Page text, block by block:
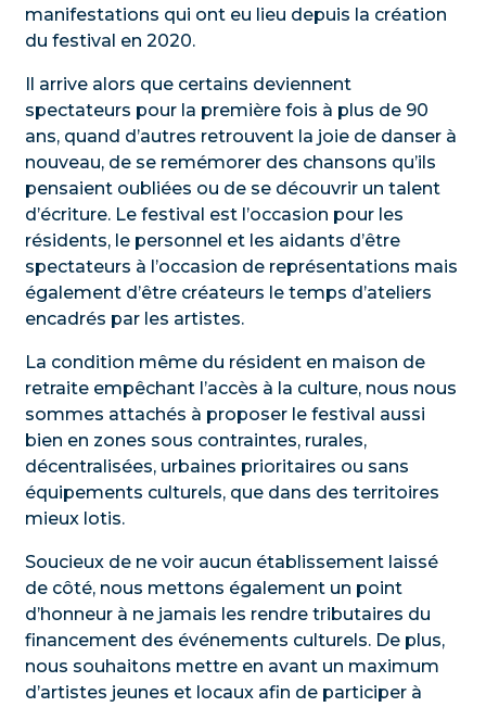
manifestations qui ont eu lieu depuis la création
du festival en 2020.
Il arrive alors que certains deviennent
spectateurs pour la première fois à plus de 90
ans, quand d’autres retrouvent la joie de danser à
nouveau, de se remémorer des chansons qu’ils
pensaient oubliées ou de se découvrir un talent
d’écriture. Le festival est l’occasion pour les
résidents, le personnel et les aidants d’être
spectateurs à l’occasion de représentations mais
également d’être créateurs le temps d’ateliers
encadrés par les artistes.
La condition même du résident en maison de
retraite empêchant l’accès à la culture, nous nous
sommes attachés à proposer le festival aussi
bien en zones sous contraintes, rurales,
décentralisées, urbaines prioritaires ou sans
équipements culturels, que dans des territoires
mieux lotis.
Soucieux de ne voir aucun établissement laissé
de côté, nous mettons également un point
d’honneur à ne jamais les rendre tributaires du
financement des événements culturels. De plus,
nous souhaitons mettre en avant un maximum
d’artistes jeunes et locaux afin de participer à